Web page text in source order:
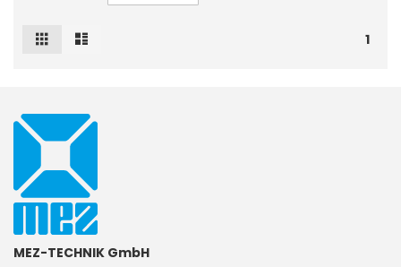
1
Ansicht
Raster
MEZ-TECHNIK GmbH